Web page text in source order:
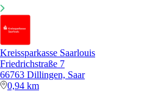
Kreissparkasse Saarlouis
Friedrichstraße 7
66763 Dillingen, Saar
0,94 km